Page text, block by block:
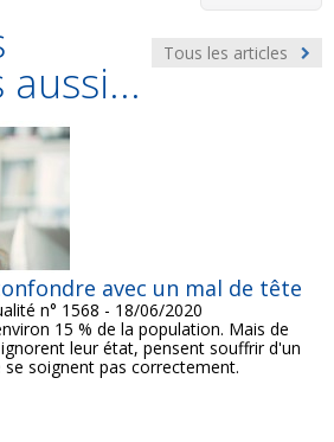
Tous les articles
avec un mal de tête
n° 1568 - 18/06/2020
15 % de la population. Mais de
leur état, pensent souffrir d'un
soignent pas correctement.